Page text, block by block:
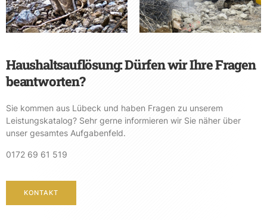
Haushaltsauflösung: Dürfen wir Ihre Fragen
beantworten?
Sie kommen aus Lübeck und haben Fragen zu unserem
Leistungskatalog? Sehr gerne informieren wir Sie näher über
unser gesamtes Aufgabenfeld.
0172 69 61 519
KONTAKT